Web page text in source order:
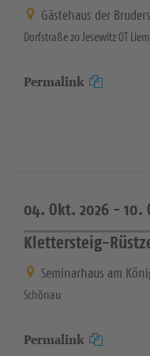
Gästehaus der
Dorfstraße 20 Jesewitz OT
Permalink
04. Okt. 2026 - 10.
Klettersteig-
Seminarhaus am
Schönau
Permalink